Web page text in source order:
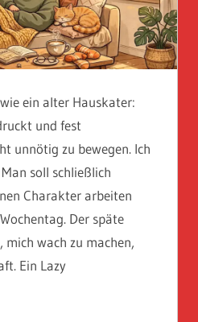
ein alter Hauskater:
und fest
unnötig zu bewegen. Ich
soll schließlich
Charakter arbeiten
Der späte
mich wach zu machen,
Ein Lazy